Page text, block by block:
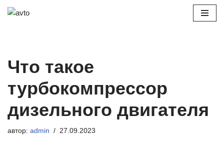
Что такое
турбокомпрессор
дизельного двигателя
автор: admin 27.09.2023